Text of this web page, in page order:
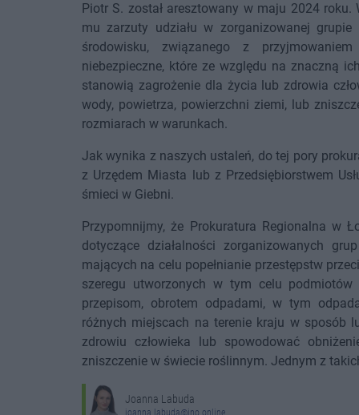
Piotr S. został aresztowany w maju 2024 roku.
mu zarzuty udziału w zorganizowanej grupie
środowisku, związanego z
niebezpieczne, które ze względu na znaczną
stanowią zagrożenie dla życia lub zdrowia
wody, powietrza, powierzchni ziemi, lub
rozmiarach w warunkach.
Jak wynika z naszych ustaleń, do tej pory
z Urzędem Miasta lub z Przedsiębiorstwem
śmieci w Giebni.
Przypomnijmy, że Prokuratura Regionalna w
dotyczące działalności zorganizowanych
mających na celu popełnianie przestępstw
szeregu utworzonych w tym celu
przepisom, obrotem odpadami, w tym
różnych miejscach na terenie kraju w sposób
zdrowiu człowieka lub spowodować
zniszczenie w świecie roślinnym. Jednym z
Joanna Labuda
joanna.labuda@ino.online